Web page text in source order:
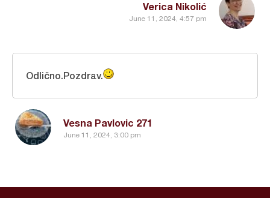
Verica Nikolić
June 11, 2024, 4:57 pm
Vesna Pavlovic 271
June 11, 2024, 3:00 pm
Odlično.Pozdrav.